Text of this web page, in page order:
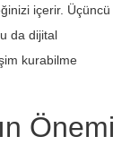
içerir. Üçüncü
da dijital
kurabilme
Önemi